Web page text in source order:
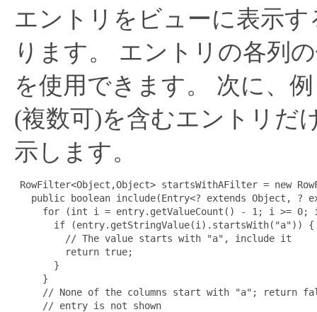
エントリをビューに表示
ります。
エントリの各列
を使用できます。
次に、
(複数可)を含むエントリだ
示します。
RowFilter<Object,Object> startsWithAFilter = new
public boolean include(Entry<? extends Object, ?
for (int i = entry.getValueCount() - 1; i >= 0;
       if (entry.getStringValue(i).startsWith("a")) {
         // The value starts with "a", include it
         return true;
       }
     }
// None of the columns start with "a"; return
     // entry is not shown